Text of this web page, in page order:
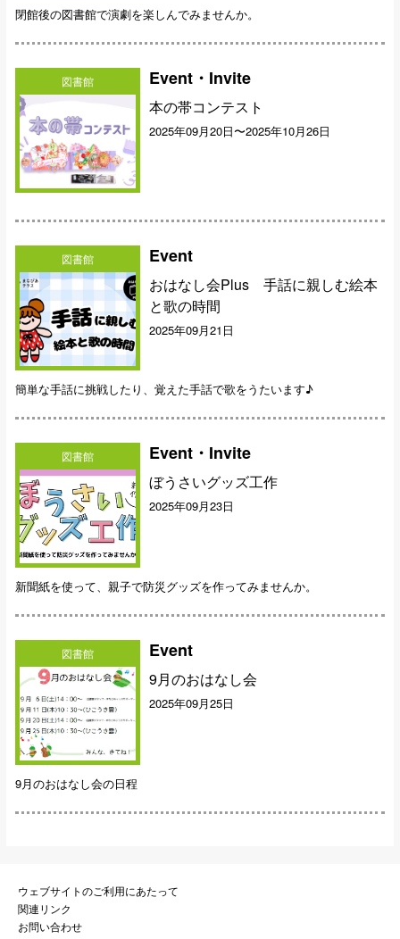
閉館後の図書館で演劇を楽しんでみませんか。
図書館 Event・Invite
本の帯コンテスト
2025年09月20日〜2025年10月26日
図書館 Event
おはなし会Plus 手話に親しむ絵本
と歌の時間
2025年09月21日
簡単な手話に挑戦したり、覚えた手話で歌をうたいます♪
図書館 Event・Invite
ぼうさいグッズ工作
2025年09月23日
新聞紙を使って、親子で防災グッズを作ってみませんか。
図書館 Event
9月のおはなし会
2025年09月25日
9月のおはなし会の日程
ウェブサイトのご利用にあたって
関連リンク
お問い合わせ